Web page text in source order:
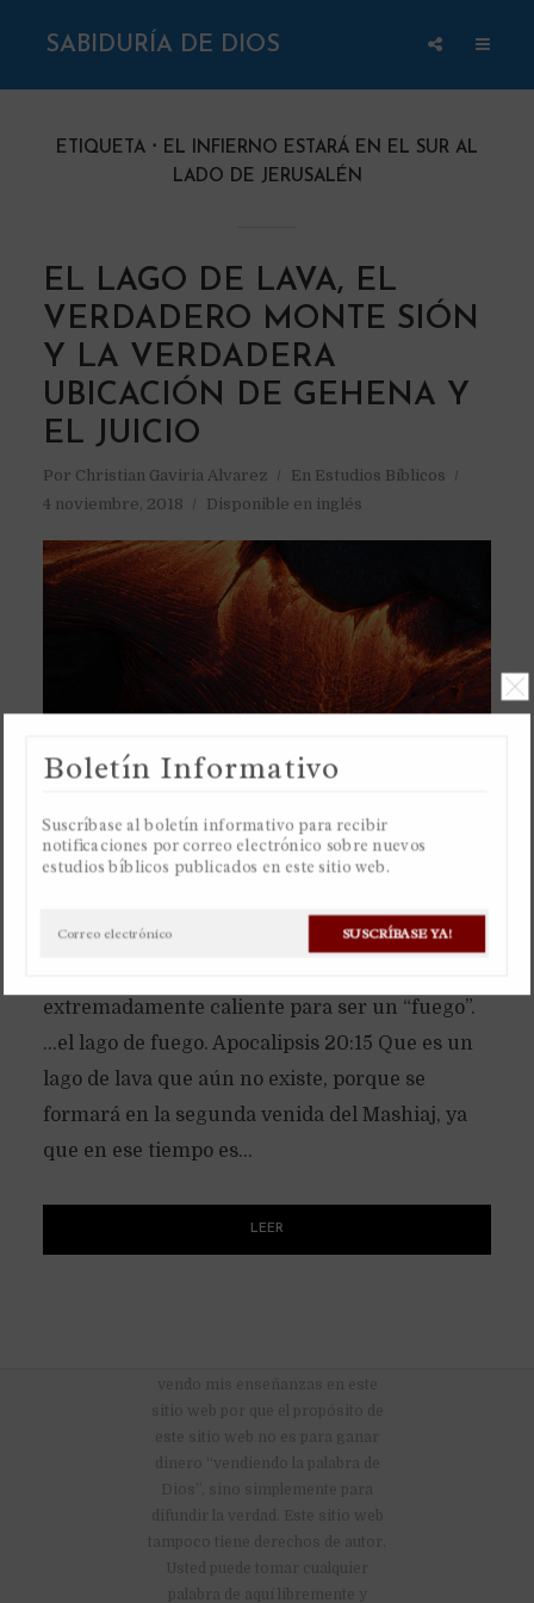
SABIDURÍA DE DIOS
ETIQUETA
EL INFIERNO ESTARÁ EN EL SUR AL
LADO DE JERUSALÉN
EL LAGO DE LAVA, EL
VERDADERO MONTE SIÓN
Y LA VERDADERA
UBICACIÓN DE GEHENA Y
EL JUICIO
Por Christian Gaviria Alvarez En Estudios Bíblicos
4 noviembre, 2018
Disponible en inglés
por eso es llamado “lago de fuego”, porque la
extremadamente caliente para ser un “fuego”.
…el lago de fuego. Apocalipsis 20:15 Que es un
lago de lava que aún no existe, porque se
formará en la segunda venida del Mashiaj, ya
que en ese tiempo es...
LEER
vendo mis enseñanzas en este
sitio web por que el propósito de
este sitio web no es para ganar
dinero “vendiendo la palabra de
Dios”, sino simplemente para
difundir la verdad. Este sitio web
tampoco tiene derechos de autor.
Usted puede tomar cualquier
palabra de aquí libremente y
SUSCRÍBASE YA!
Boletín Informativo
Suscríbase al boletín informativo para recibir
notificaciones por correo electrónico sobre nuevos
estudios bíblicos publicados en este sitio web.